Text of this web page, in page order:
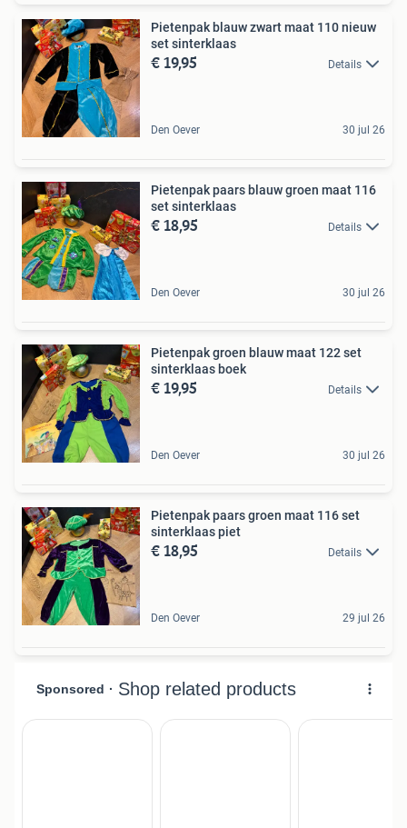
Pietenpak blauw zwart maat 110 nieuw
set sinterklaas
€ 19,95 Details
Den Oever 30 jul 26
Pietenpak paars blauw groen maat 116
set sinterklaas
€ 18,95 Details
Den Oever 30 jul 26
Pietenpak groen blauw maat 122 set
sinterklaas boek
€ 19,95 Details
Den Oever 30 jul 26
Pietenpak paars groen maat 116 set
sinterklaas piet
€ 18,95 Details
Den Oever 29 jul 26